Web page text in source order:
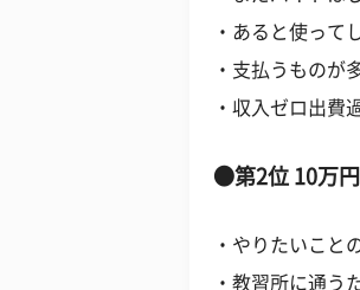
・あると使って
・支払うものが
・収入ゼロ出費
●第2位 10万円
・やりたいこと
・教習所に通う